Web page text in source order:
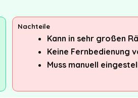
Nachteile
Kann in sehr großen
Keine Fernbedienung
Muss manuell